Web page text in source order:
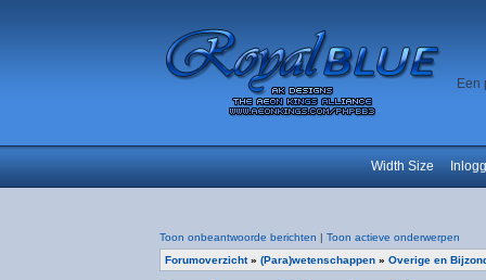
Een
Width Size
Toon onbeantwoorde berichten | Toon actieve onderwerpen
Forumoverzicht» (Para)wetenschappen » Overige en